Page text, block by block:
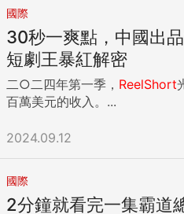
國際
30秒一爽點，中國出
短劇王暴紅解密
二○二四年第一季， ReelShort
百萬美元的收入。...
2024.09.12
國際
2分鐘就看完一集霸